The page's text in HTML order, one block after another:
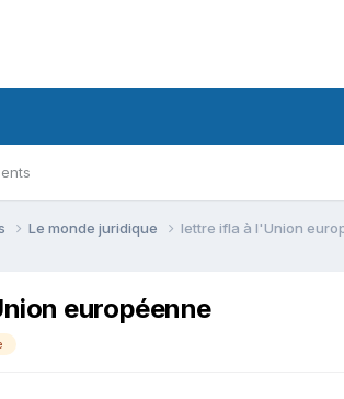
Le monde juridique lettre ifla à l'Union
européenne